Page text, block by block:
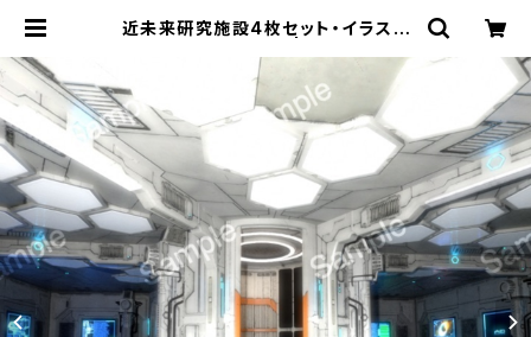
近未来研究施設4枚セット・イラスト
イラスト素材販売